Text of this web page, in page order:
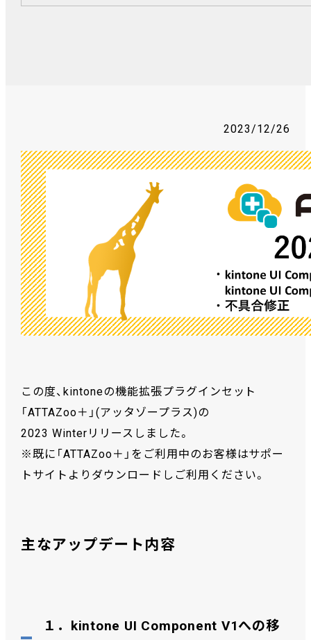
2023/12/26
この度、kintoneの機能拡張プラグインセット
「ATTAZoo＋」(アッタゾープラス)の
2023 Winterリリースしました。
※既に「ATTAZoo＋」をご利用中のお客様はサポー
トサイトよりダウンロードしご利用ください。
主なアップデート内容
１．kintone UI Component V1への移